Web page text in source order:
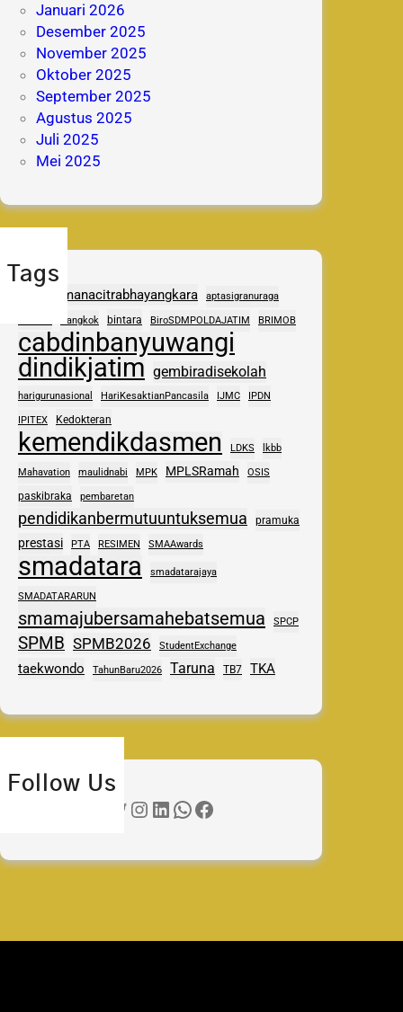
Januari 2026
Desember 2025
November 2025
Oktober 2025
September 2025
Agustus 2025
Juli 2025
Mei 2025
Tags
adhipramanacitrabhayangkara aptasigranuraga
Bangkok bintara BiroSDMPOLDAJATIM BRIMOB
cabdinbanyuwangi
dindikjatim gembiradisekolah
harigurunasional HariKesaktianPancasila IJMC IPDN
IPITEX Kedokteran
kemendikdasmen LDKS lkbb
Mahavation maulidnabi MPK MPLSRamah OSIS
paskibraka pembaretan
pendidikanbermutuuntuksemua pramuka
prestasi PTA RESIMEN SMAAwards
smadatara smadatarajaya
SMADATARARUN
smamajubersamahebatsemua SPCP
SPMB SPMB2026 StudentExchange
taekwondo TahunBaru2026 Taruna TB7 TKA
Follow Us
Instagram LinkedIn WhatsApp Facebook